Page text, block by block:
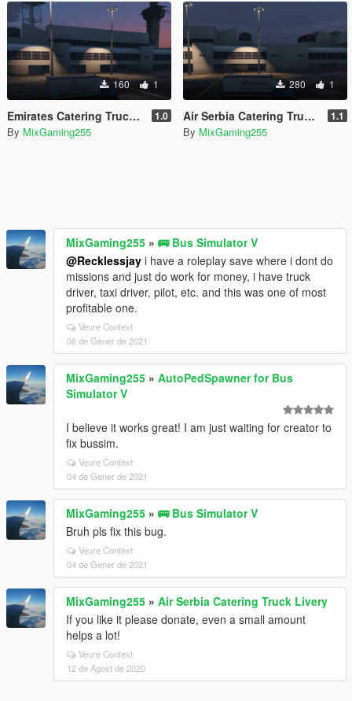
160 1
Emirates Catering Truck Livery 1.0
By MixGaming255
280 1
Air Serbia Catering Truck Livery 1.1
By MixGaming255
MixGaming255 » 🚌 Bus Simulator V
@Recklessjay i have a roleplay save where i dont do
missions and just do work for money, i have truck
driver, taxi driver, pilot, etc. and this was one of most
profitable one.
Veure Context
06 de Gener de 2021
MixGaming255 » AutoPedSpawner for Bus
Simulator V
I believe it works great! I am just waiting for creator to
fix bussim.
Veure Context
04 de Gener de 2021
MixGaming255 » 🚌 Bus Simulator V
Bruh pls fix this bug.
Veure Context
04 de Gener de 2021
MixGaming255 » Air Serbia Catering Truck Livery
If you like it please donate, even a small amount
helps a lot!
Veure Context
12 de Agost de 2020